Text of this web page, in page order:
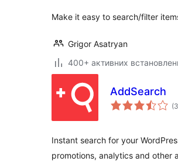
Make it easy to search/filter
Grigor Asatryan
400+ активних
AddSearch
(3
Instant search for your
promotions, analytics and other